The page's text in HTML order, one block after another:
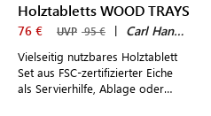
Holztabletts WOOD TRAYS
76 € UVP 95 € | Carl Hansen & Søn
Vielseitig nutzbares Holztablett
Set aus FSC-zertifizierter Eiche
als Servierhilfe, Ablage oder